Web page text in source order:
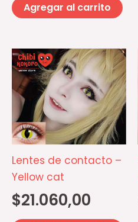
Agregar al carrito
Lentes de contacto –
Yellow cat
$21.060,00